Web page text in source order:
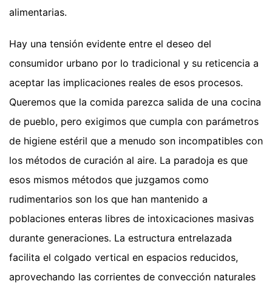
alimentarias.
Hay una tensión evidente entre el deseo del
consumidor urbano por lo tradicional y su reticencia a
aceptar las implicaciones reales de esos procesos.
Queremos que la comida parezca salida de una cocina
de pueblo, pero exigimos que cumpla con parámetros
de higiene estéril que a menudo son incompatibles con
los métodos de curación al aire. La paradoja es que
esos mismos métodos que juzgamos como
rudimentarios son los que han mantenido a
poblaciones enteras libres de intoxicaciones masivas
durante generaciones. La estructura entrelazada
facilita el colgado vertical en espacios reducidos,
aprovechando las corrientes de convección naturales